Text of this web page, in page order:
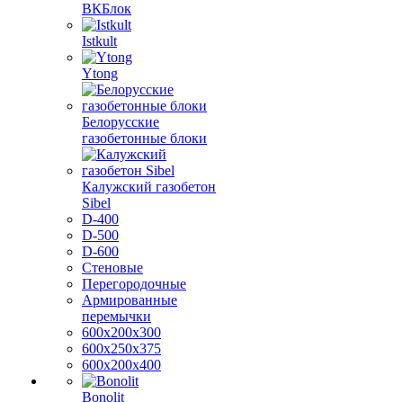
ВКБлок
Istkult
Ytong
Белорусские
газобетонные блоки
Калужский газобетон
Sibel
D-400
D-500
D-600
Стеновые
Перегородочные
Армированные
перемычки
600х200х300
600х250х375
600х200х400
Bonolit